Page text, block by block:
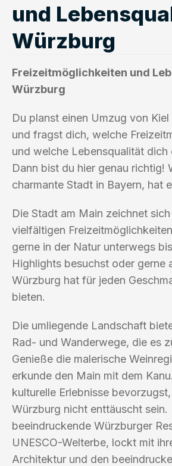
und
Würzburg
Freizeitmöglichkeiten und
Würzburg
Du planst einen Umzug von
und fragst dich, welche
und welche Lebensqualität dich
Dann bist du hier genau richtig!
charmante Stadt in Bayern, hat
Die Stadt am Main zeichnet
vielfältigen
gerne in der Natur unterwegs
Highlights besuchst oder gerne
Würzburg hat für jeden
bieten.
Die umliegende Landschaft
Rad- und Wanderwege, die es
Genieße die malerische
erkunde den Main mit dem
kulturelle Erlebnisse
Würzburg nicht enttäuscht sein.
beeindruckende Würzburger
UNESCO-Welterbe, lockt mit
Architektur und den